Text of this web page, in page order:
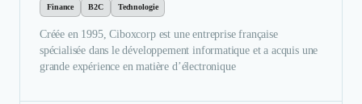
Finance B2C Technologie
Créée en 1995, Ciboxcorp est une entreprise française
spécialisée dans le développement informatique et a acquis une
grande expérience en matière d’électronique